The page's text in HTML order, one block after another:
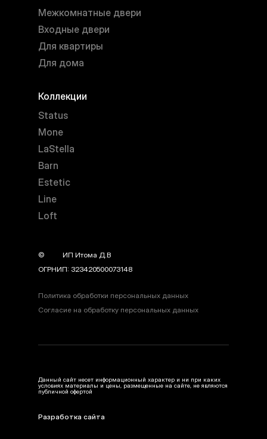
Коллекции
Status
Mone
LaStella
Barn
Estetic
Line
Loft
Межкомнатные двери
Входные двери
Для квартиры
Для дома
©
ИП Итома Д.В
ОГРНИП: 323420500073148
Политика обработки персональных данных
Согласие на обработку персональных данных
Данный сайт несет информационный характер и ни при каких
условиях материалы и цены, размещенные на сайте, не являются
публичной офертой
Разработка сайта